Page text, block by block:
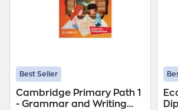
Best Seller
Cambridge Primary Path 1
- Grammar and Writing